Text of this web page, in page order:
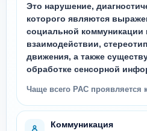
Это нарушение,
которого являются
социальной коммуникации
взаимодействии,
движения, а также
обработке сенсорной
Чаще всего РАС проявляется
Коммуникация